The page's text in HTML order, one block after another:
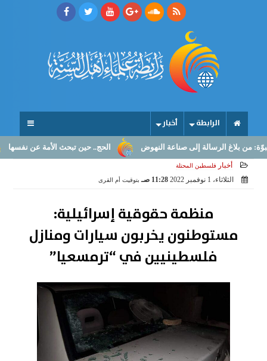
الرابطة أخبار
الحج.. حين تبحث الأمة عن نفسها بلاغ الرسالة إلى صناعة النهوض
أخبار فلسطين المحتلة
الثلاثاء، 1 نوفمبر 2022 11:28 صـ بتوقيت أم القرى
منظمة حقوقية إسرائيلية:
مستوطنون يخربون سيارات ومنازل
فلسطينيين في “ترمسعيا”